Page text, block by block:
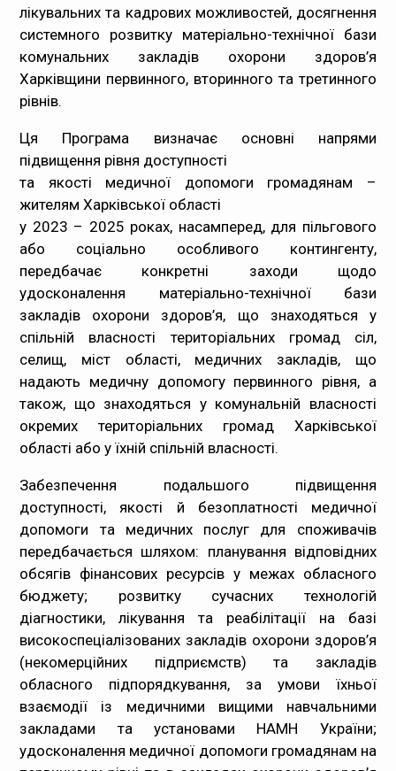
лікувальних та кадрових можливостей, досягнення
системного розвитку матеріально-технічної бази
комунальних закладів охорони здоров’я
Харківщини первинного, вторинного та третинного
рівнів.
Ця Програма визначає основні напрями
підвищення рівня доступності
та якості медичної допомоги громадянам –
жителям Харківської області
у 2023 – 2025 роках, насамперед, для пільгового
або соціально особливого контингенту,
передбачає конкретні заходи щодо
удосконалення матеріально-технічної бази
закладів охорони здоров’я, що знаходяться у
спільній власності територіальних громад сіл,
селищ, міст області, медичних закладів, що
надають медичну допомогу первинного рівня, а
також, що знаходяться у комунальній власності
окремих територіальних громад Харківської
області або у їхній спільній власності.
Забезпечення подальшого підвищення
доступності, якості й безоплатності медичної
допомоги та медичних послуг для споживачів
передбачається шляхом: планування відповідних
обсягів фінансових ресурсів у межах обласного
бюджету; розвитку сучасних технологій
діагностики, лікування та реабілітації на базі
високоспеціалізованих закладів охорони здоров’я
(некомерційних підприємств) та закладів
обласного підпорядкування, за умови їхньої
взаємодії із медичними вищими навчальними
закладами та установами НАМН України;
удосконалення медичної допомоги громадянам на